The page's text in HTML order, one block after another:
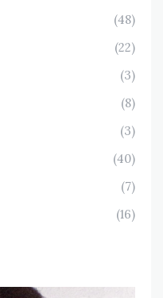
(48)
(22)
(3)
(8)
(3)
(40)
(7)
(16)